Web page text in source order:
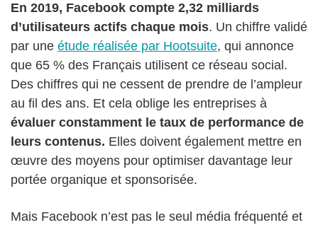
En 2019, Facebook compte 2,32 milliards
d’utilisateurs actifs chaque mois. Un chiffre validé
par une étude réalisée par Hootsuite, qui annonce
que 65 % des Français utilisent ce réseau social.
Des chiffres qui ne cessent de prendre de l’ampleur
au fil des ans. Et cela oblige les entreprises à
évaluer constamment le taux de performance de
leurs contenus. Elles doivent également mettre en
œuvre des moyens pour optimiser davantage leur
portée organique et sponsorisée.
Mais Facebook n’est pas le seul média fréquenté et